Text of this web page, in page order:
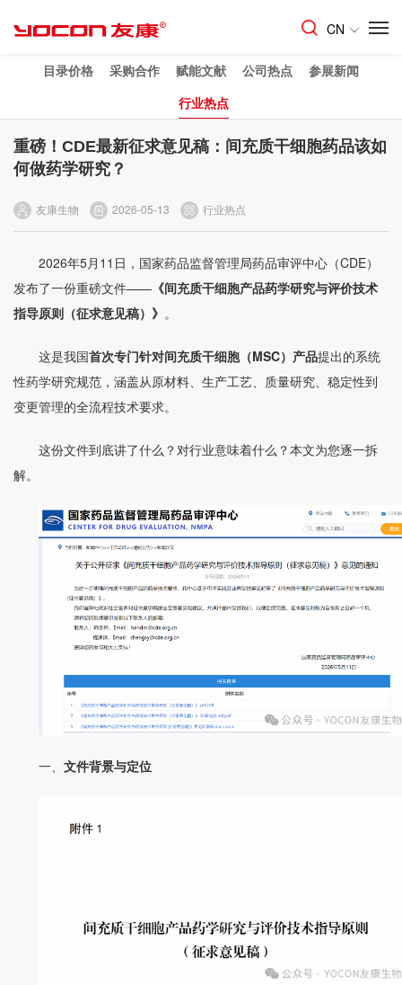
CN
目录价格 采购合作 赋能文献 公司热点
参展新闻
行业热点
重磅！CDE最新征求意见稿：间充质干细胞药品该如
何做药学研究？
友康生物 2026-05-13 行业热点
2026年5月11日，国家药品监督管理局药品审评中心（CDE）
发布了一份重磅文件—— 《间充质干细胞产品药学研究与评价技术
指导原则（征求意见稿）》 。
这是我国首次专门针对间充质干细胞（MSC）产品提出的系统
性药学研究规范，涵盖从原材料、生产工艺、质量研究、稳定性到
变更管理的全流程技术要求。
这份文件到底讲了什么？对行业意味着什么？本文为您逐一拆
解。
一、 文件背景与定位